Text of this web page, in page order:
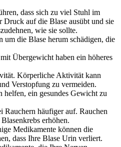
dass sich zu viel Stuhl im
Druck auf die Blase ausübt und sie
wie sie sollte.
um die Blase herum schädigen, die
Übergewicht haben ein höheres
Körperliche Aktivität kann
Verstopfung zu vermeiden.
helfen, ein gesundes Gewicht zu
Rauchern häufiger auf. Rauchen
erhöhen.
Medikamente können die
dass Ihre Blase Urin verliert.